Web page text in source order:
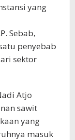
yang
Sebab,
penyebab
sektor
Atjo
sawit
yang
masuk